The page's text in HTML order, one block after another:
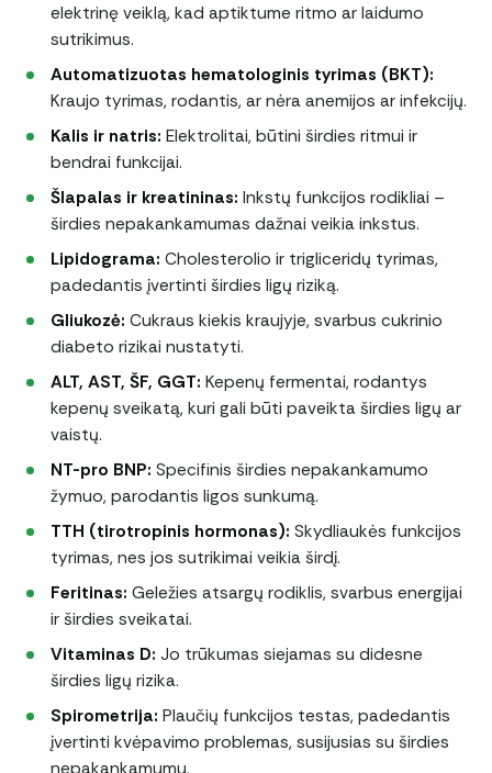
elektrinę veiklą, kad aptiktume ritmo ar laidumo
sutrikimus.
Automatizuotas hematologinis tyrimas (BKT):
Kraujo tyrimas, rodantis, ar nėra anemijos ar infekcijų.
Kalis ir natris: Elektrolitai, būtini širdies ritmui ir
bendrai funkcijai.
Šlapalas ir kreatininas: Inkstų funkcijos rodikliai –
širdies nepakankamumas dažnai veikia inkstus.
Lipidograma: Cholesterolio ir trigliceridų tyrimas,
padedantis įvertinti širdies ligų riziką.
Gliukozė: Cukraus kiekis kraujyje, svarbus cukrinio
diabeto rizikai nustatyti.
ALT, AST, ŠF, GGT: Kepenų fermentai, rodantys
kepenų sveikatą, kuri gali būti paveikta širdies ligų ar
vaistų.
NT-pro BNP: Specifinis širdies nepakankamumo
žymuo, parodantis ligos sunkumą.
TTH (tirotropinis hormonas): Skydliaukės funkcijos
tyrimas, nes jos sutrikimai veikia širdį.
Feritinas: Geležies atsargų rodiklis, svarbus energijai
ir širdies sveikatai.
Vitaminas D: Jo trūkumas siejamas su didesne
širdies ligų rizika.
Spirometrija: Plaučių funkcijos testas, padedantis
įvertinti kvėpavimo problemas, susijusias su širdies
nepakankamumu.